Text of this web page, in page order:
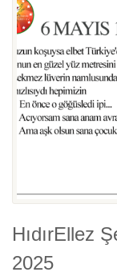
HıdırEllez
2025